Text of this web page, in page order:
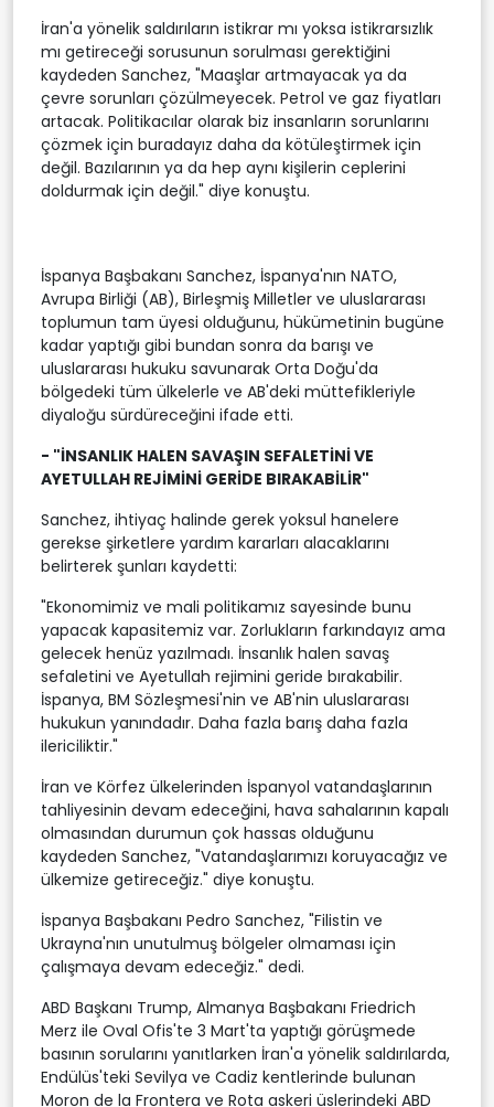
İran'a yönelik saldırıların istikrar mı yoksa istikrarsızlık
mı getireceği sorusunun sorulması gerektiğini
kaydeden Sanchez, "Maaşlar artmayacak ya da
çevre sorunları çözülmeyecek. Petrol ve gaz fiyatları
artacak. Politikacılar olarak biz insanların sorunlarını
çözmek için buradayız daha da kötüleştirmek için
değil. Bazılarının ya da hep aynı kişilerin ceplerini
doldurmak için değil." diye konuştu.
İspanya Başbakanı Sanchez, İspanya'nın NATO,
Avrupa Birliği (AB), Birleşmiş Milletler ve uluslararası
toplumun tam üyesi olduğunu, hükümetinin bugüne
kadar yaptığı gibi bundan sonra da barışı ve
uluslararası hukuku savunarak Orta Doğu'da
bölgedeki tüm ülkelerle ve AB'deki müttefikleriyle
diyaloğu sürdüreceğini ifade etti.
- "İNSANLIK HALEN SAVAŞIN SEFALETİNİ VE
AYETULLAH REJİMİNİ GERİDE BIRAKABİLİR"
Sanchez, ihtiyaç halinde gerek yoksul hanelere
gerekse şirketlere yardım kararları alacaklarını
belirterek şunları kaydetti:
"Ekonomimiz ve mali politikamız sayesinde bunu
yapacak kapasitemiz var. Zorlukların farkındayız ama
gelecek henüz yazılmadı. İnsanlık halen savaş
sefaletini ve Ayetullah rejimini geride bırakabilir.
İspanya, BM Sözleşmesi'nin ve AB'nin uluslararası
hukukun yanındadır. Daha fazla barış daha fazla
ilericiliktir."
İran ve Körfez ülkelerinden İspanyol vatandaşlarının
tahliyesinin devam edeceğini, hava sahalarının kapalı
olmasından durumun çok hassas olduğunu
kaydeden Sanchez, "Vatandaşlarımızı koruyacağız ve
ülkemize getireceğiz." diye konuştu.
İspanya Başbakanı Pedro Sanchez, "Filistin ve
Ukrayna'nın unutulmuş bölgeler olmaması için
çalışmaya devam edeceğiz." dedi.
ABD Başkanı Trump, Almanya Başbakanı Friedrich
Merz ile Oval Ofis'te 3 Mart'ta yaptığı görüşmede
basının sorularını yanıtlarken İran'a yönelik saldırılarda,
Endülüs'teki Sevilya ve Cadiz kentlerinde bulunan
Moron de la Frontera ve Rota askeri üslerindeki ABD